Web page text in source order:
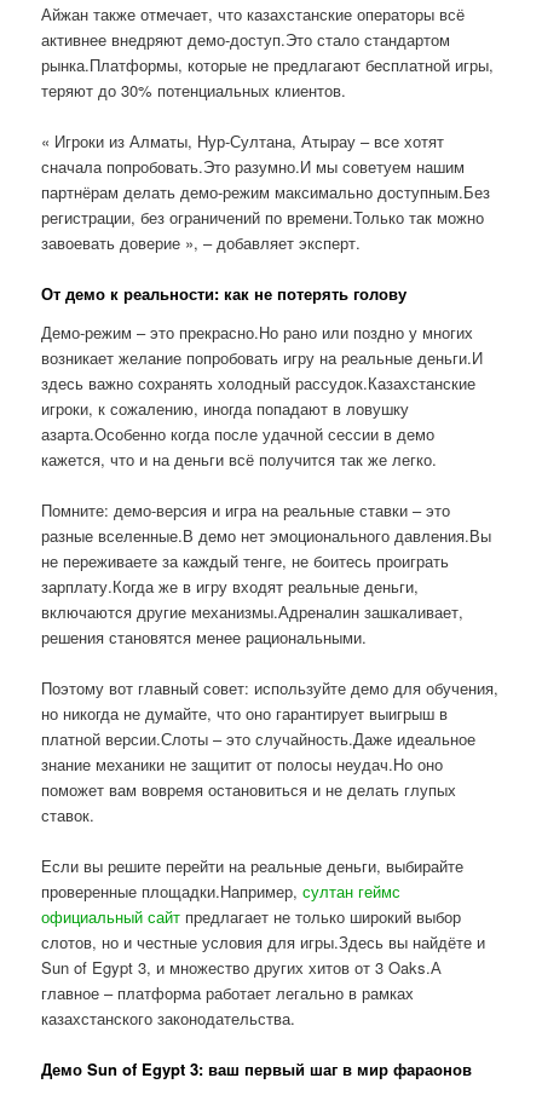
Айжан также отмечает, что казахстанские операторы всё
активнее внедряют демо-доступ.Это стало стандартом
рынка.Платформы, которые не предлагают бесплатной игры,
теряют до 30% потенциальных клиентов.
« Игроки из Алматы, Нур-Султана, Атырау – все хотят
сначала попробовать.Это разумно.И мы советуем нашим
партнёрам делать демо-режим максимально доступным.Без
регистрации, без ограничений по времени.Только так можно
завоевать доверие », – добавляет эксперт.
От демо к реальности: как не потерять голову
Демо-режим – это прекрасно.Но рано или поздно у многих
возникает желание попробовать игру на реальные деньги.И
здесь важно сохранять холодный рассудок.Казахстанские
игроки, к сожалению, иногда попадают в ловушку
азарта.Особенно когда после удачной сессии в демо
кажется, что и на деньги всё получится так же легко.
Помните: демо-версия и игра на реальные ставки – это
разные вселенные.В демо нет эмоционального давления.Вы
не переживаете за каждый тенге, не боитесь проиграть
зарплату.Когда же в игру входят реальные деньги,
включаются другие механизмы.Адреналин зашкаливает,
решения становятся менее рациональными.
Поэтому вот главный совет: используйте демо для обучения,
но никогда не думайте, что оно гарантирует выигрыш в
платной версии.Слоты – это случайность.Даже идеальное
знание механики не защитит от полосы неудач.Но оно
поможет вам вовремя остановиться и не делать глупых
ставок.
Если вы решите перейти на реальные деньги, выбирайте
проверенные площадки.Например,султан геймс
официальный сайт предлагает не только широкий выбор
слотов, но и честные условия для игры.Здесь вы найдёте и
Sun of Egypt 3, и множество других хитов от 3 Oaks.А
главное – платформа работает легально в рамках
казахстанского законодательства.
Демо Sun of Egypt 3: ваш первый шаг в мир фараонов